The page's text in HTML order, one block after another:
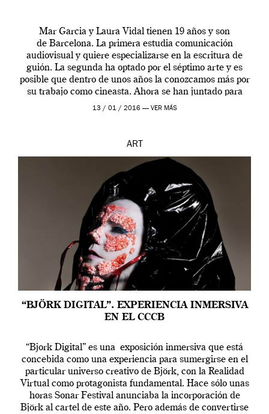
Mar Garcia y Laura Vidal tienen 19 años y son
de Barcelona. La primera estudia comunicación
audiovisual y quiere especializarse en la escritura de
guión. La segunda ha optado por el séptimo arte y es
posible que dentro de unos años la conozcamos más por
su trabajo como cineasta. Ahora se han juntado para
contarnos una […]
13 / 01 / 2016 — VER MÁS
ART
“BJÖRK DIGITAL”. EXPERIENCIA INMERSIVA
EN EL CCCB
“Bjork Digital” es una exposición inmersiva que está
concebida como una experiencia para sumergirse en el
particular universo creativo de Björk, con la Realidad
Virtual como protagonista fundamental. Hace sólo unas
horas Sonar Festival anunciaba la incorporación de
Björk al cartel de este año. Pero además de convertirse